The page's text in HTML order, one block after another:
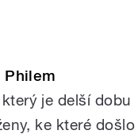
Philem
který je delší dobu
ke které došlo